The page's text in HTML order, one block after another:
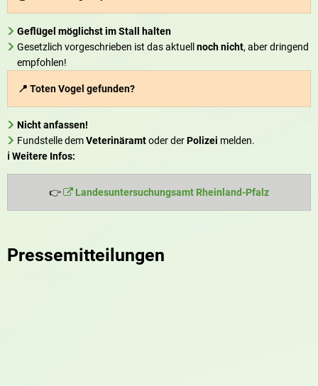
Geflügel möglichst im Stall halten
Gesetzlich vorgeschrieben ist das aktuell noch nicht, aber dringend
empfohlen!
📍 Toten Vogel gefunden?
Nicht anfassen!
Fundstelle demVeterinäramtoder derPolizei melden.
ℹ️ Weitere Infos:
👉 Landesuntersuchungsamt Rheinland-Pfalz
Pressemitteilungen